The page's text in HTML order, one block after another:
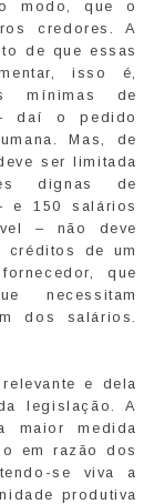
modo, que o
credores. A
de que essas
isso é,
mínimas de
daí o pedido
Mas, de
ser limitada
dignas de
e 150 salários
– não deve
créditos de um
que
necessitam
dos salários.
e dela
legislação. A
medida
em razão dos
se viva a
produtiva